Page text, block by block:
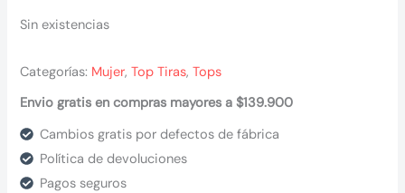
Sin existencias
Categorías: Mujer,Top Tiras,Tops
Envio gratis en compras mayores a $139.900
Cambios gratis por defectos de fábrica
Política de devoluciones
Pagos seguros